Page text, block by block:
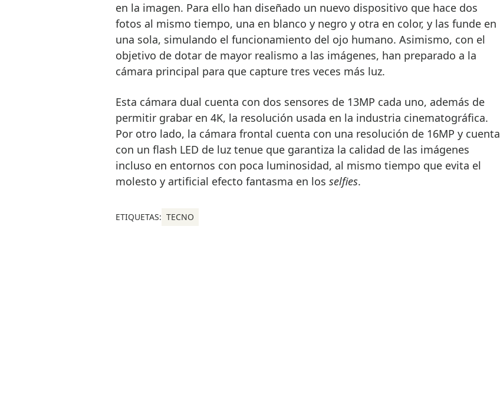
en la imagen. Para ello han diseñado un nuevo dispositivo que hace dos
fotos al mismo tiempo, una en blanco y negro y otra en color, y las funde en
una sola, simulando el funcionamiento del ojo humano. Asimismo, con el
objetivo de dotar de mayor realismo a las imágenes, han preparado a la
cámara principal para que capture tres veces más luz.
Esta cámara dual cuenta con dos sensores de 13MP cada uno, además de
permitir grabar en 4K, la resolución usada en la industria cinematográfica.
Por otro lado, la cámara frontal cuenta con una resolución de 16MP y cuenta
con un flash LED de luz tenue que garantiza la calidad de las imágenes
incluso en entornos con poca luminosidad, al mismo tiempo que evita el
molesto y artificial efecto fantasma en los selfies.
ETIQUETAS: TECNO